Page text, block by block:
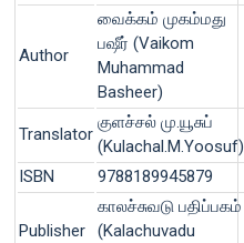
Author
வைக்கம் முகம்மது
பஷீர் (Vaikom
Muhammad
Basheer)
Translator
குளச்சல் மு.யூசுப்
(Kulachal.M.Yoosuf)
ISBN
9788189945879
Publisher
காலச்சுவடு பதிப்பகம்
(Kalachuvadu